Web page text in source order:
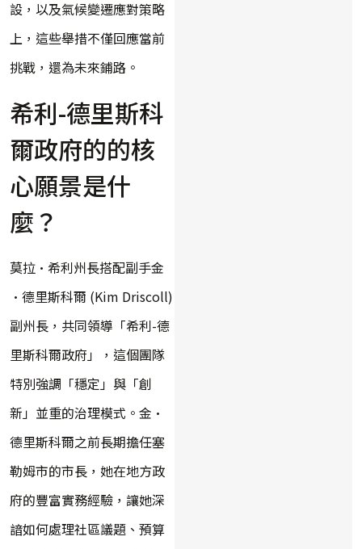
設，以及氣候變遷應對策略
上，這些舉措不僅回應當前
挑戰，還為未來鋪路。
希利-德里斯科
爾政府的的核
心願景是什
麼？
莫拉·希利州長搭配副手金
·德里斯科爾 (Kim Driscoll)
副州長，共同領導「希利-德
里斯科爾政府」，這個團隊
特別強調「穩定」與「創
新」並重的治理模式。金·
德里斯科爾之前長期擔任塞
勒姆市的市長，她在地方政
府的豐富實務經驗，讓她深
諳如何處理社區議題、預算